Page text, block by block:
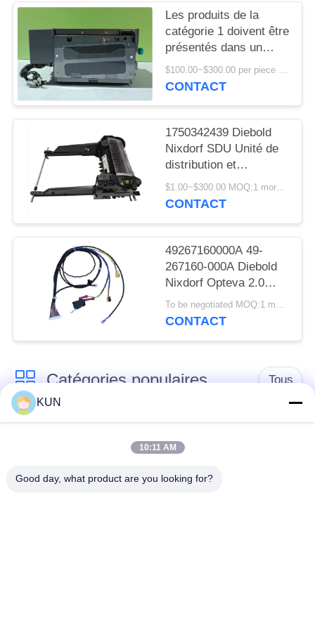
PLAN
DU
SITE
PRIVACY
POLICY
Les produits de la
catégorie 1 doivent être
présentés dans un
emballage de qualité
supérieure, à
sont pas de qualité
supérieure.
$100.00~$300.00 per piece MOQ:1
CONTACT
1750342439 Diebold
Nixdorf SDU Unité de
distribution et
d'empilage FL RL V6A
DN200/250/450
$1.00~$300.00 MOQ:1 morceau
CONTACT
49267160000A 49-
267160-000A Diebold
Nixdorf Opteva 2.0
AFD Sensor Line
Groupe de pièces de
To be negotiated MOQ:1 morceau
CONTACT
Catégories populaires Tous
pièces de machine
Pièces d'atmosphère
de NCR
Pièces d'atmosphère
Pièces d'atmosphère
KUN
10:11 AM
Good day, what product are you looking for?